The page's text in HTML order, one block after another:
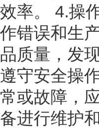
效率。 4.操
作错误和生
品质量，发
遵守安全操
常或故障，
备进行维护